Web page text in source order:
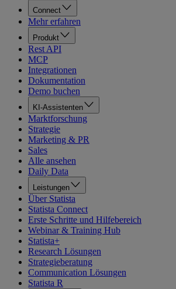
Connect
Mehr erfahren
Produkt
Rest API
MCP
Integrationen
Dokumentation
Demo buchen
KI-Assistenten
Marktforschung
Strategie
Marketing & PR
Sales
Alle ansehen
Daily Data
Leistungen
Über Statista
Statista Connect
Erste Schritte und Hilfebereich
Webinar & Training Hub
Statista+
Research Lösungen
Strategieberatung
Communication Lösungen
Statista R